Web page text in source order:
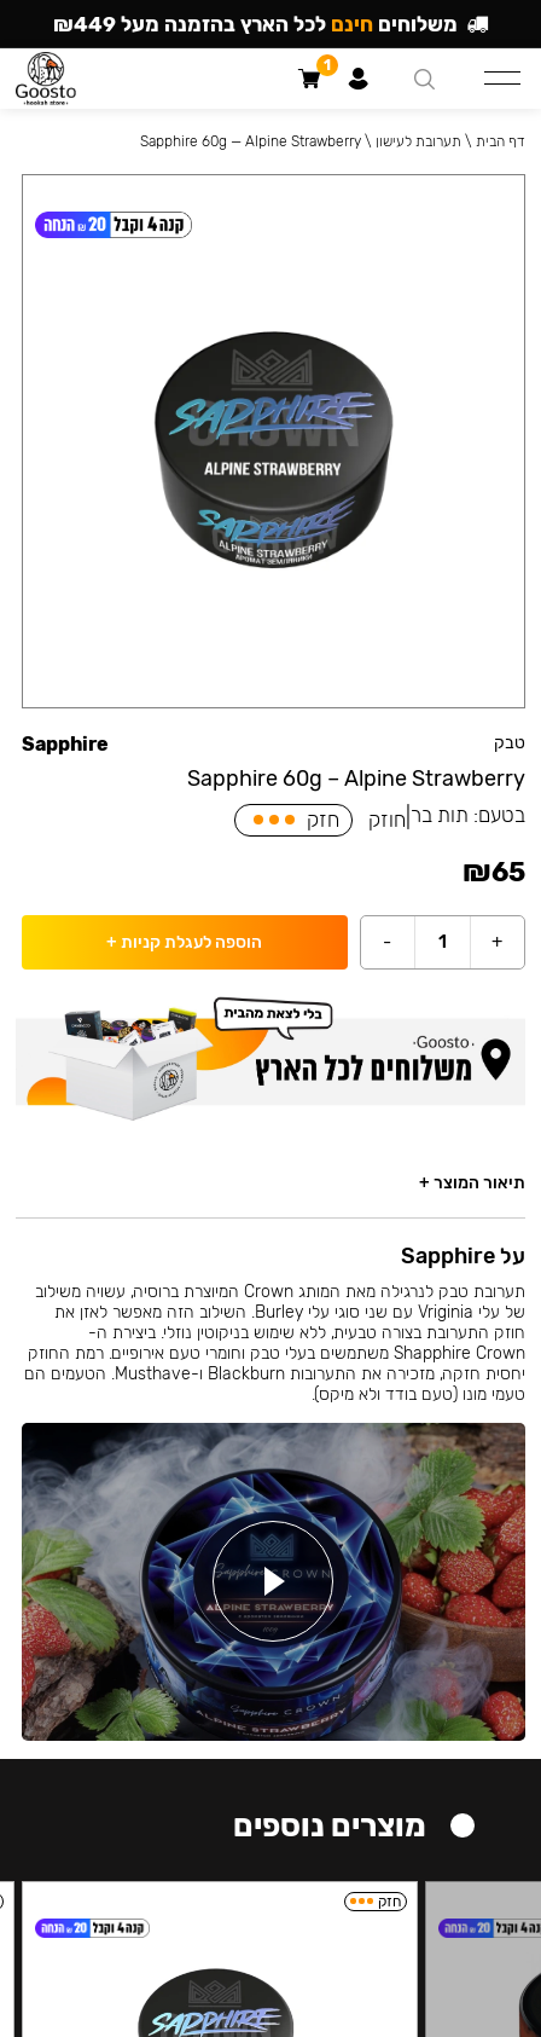
טבק
Sapphire 60g – Alpine Strawberry
Sapphire
בטעם: תות בר חוזק חזק
₪65
+
1
- הוספה לעגלת קניות +
דף הבית \ תערובת לעישון \
Sapphire 60g — Alpine Strawberry
תיאור המוצר +
על Sapphire
תערובת טבק לנרגילה מאת המותג Crown המיוצרת ברוסיה, עשויה משילוב
של עלי Vriginia עם שני סוגי עלי Burley. השילוב הזה מאפשר לאזן את
חוזק התערובת בצורה טבעית, ללא שימוש בניקוטין נוזלי. ביצירת ה-
Shapphire Crown משתמשים בעלי טבק וחומרי טעם אירופיים. רמת החוזק
יחסית חזקה, מזכירה את התערובות Blackburn ו-Musthave. הטעמים הם
טעמי מונו (טעם בודד ולא מיקס).
מוצרים נוספים
חזק
משלוחים חינם לכל הארץ בהזמנה מעל ₪449
1